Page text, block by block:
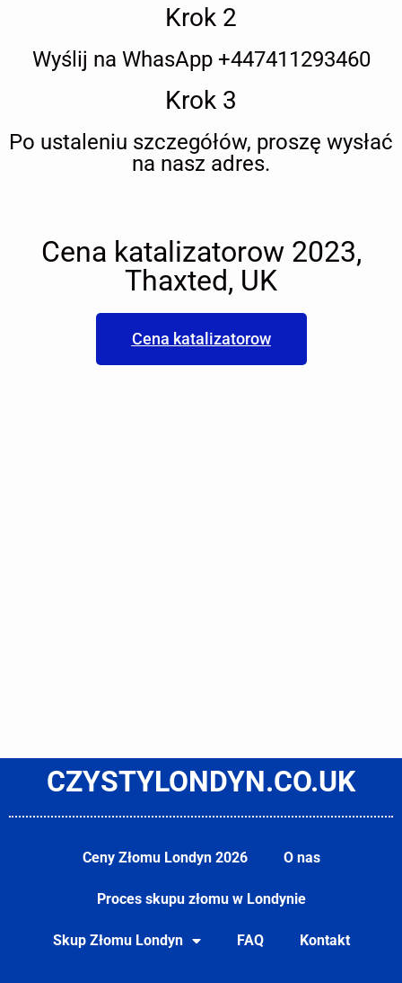
Krok 2
Wyślij na WhasApp +447411293460
Krok 3
Po ustaleniu szczegółów, proszę wysłać
na nasz adres.
Cena katalizatorow 2023,
Thaxted, UK
Cena katalizatorow
CZYSTYLONDYN.CO.UK
Ceny Złomu Londyn 2026 O nas
Proces skupu złomu w Londynie
Skup Złomu Londyn FAQ Kontakt